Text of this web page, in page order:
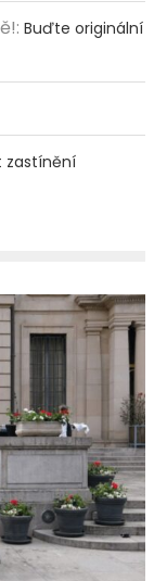
: Buďte originální
zastínění